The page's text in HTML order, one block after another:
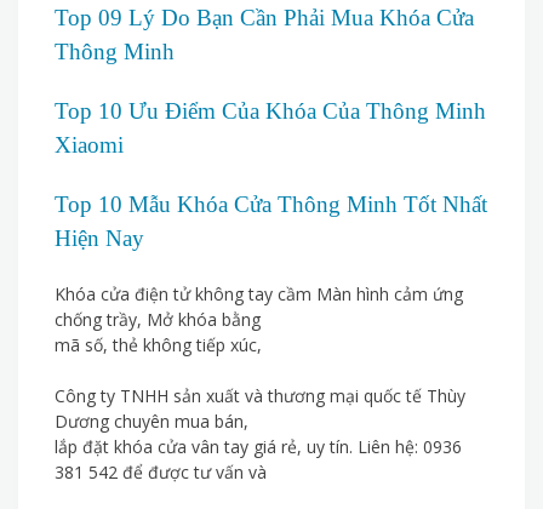
Top 09 Lý Do Bạn Cần Phải Mua Khóa Cửa
Thông Minh
Top 10 Ưu Điểm Của Khóa Của Thông Minh
Xiaomi
Top 10 Mẫu Khóa Cửa Thông Minh Tốt Nhất
Hiện Nay
Khóa cửa điện tử không tay cầm Màn hình cảm ứng
chống trầy, Mở khóa bằng
mã số, thẻ không tiếp xúc,
Công ty TNHH sản xuất và thương mại quốc tế Thùy
Dương chuyên mua bán,
lắp đặt khóa cửa vân tay giá rẻ, uy tín. Liên hệ: 0936
381 542 để được tư vấn và